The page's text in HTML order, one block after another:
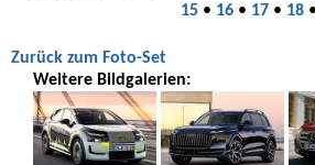
15• 16• 17• 18•
Zurück zum Foto-Set
Weitere Bildgalerien: